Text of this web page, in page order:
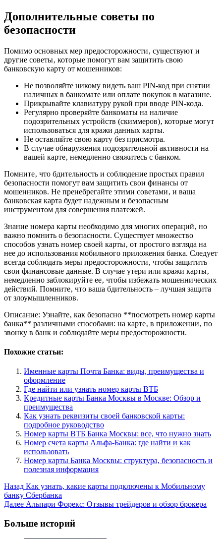
Дополнительные советы по
безопасности
Помимо основных мер предосторожности‚ существуют и
другие советы‚ которые помогут вам защитить свою
банковскую карту от мошенников:
Не позволяйте никому видеть ваш PIN-код при снятии
наличных в банкомате или оплате покупок в магазине.
Прикрывайте клавиатуру рукой при вводе PIN-кода.
Регулярно проверяйте банкоматы на наличие
подозрительных устройств (скиммеров)‚ которые могут
использоваться для кражи данных карты.
Не оставляйте свою карту без присмотра.
В случае обнаружения подозрительной активности на
вашей карте‚ немедленно свяжитесь с банком.
Помните‚ что бдительность и соблюдение простых правил
безопасности помогут вам защитить свои финансы от
мошенников. Не пренебрегайте этими советами‚ и ваша
банковская карта будет надежным и безопасным
инструментом для совершения платежей.
Знание номера карты необходимо для многих операций‚ но
важно помнить о безопасности. Существует множество
способов узнать номер своей карты‚ от простого взгляда на
нее до использования мобильного приложения банка. Следует
всегда соблюдать меры предосторожности‚ чтобы защитить
свои финансовые данные. В случае утери или кражи карты‚
немедленно заблокируйте ее‚ чтобы избежать мошеннических
действий. Помните‚ что ваша бдительность – лучшая защита
от злоумышленников.
Описание: Узнайте‚ как безопасно **посмотреть номер карты
банка** различными способами: на карте‚ в приложении‚ по
звонку в банк и соблюдайте меры предосторожности.
Похожие статьи:
Именные карты Почта Банка: виды, преимущества и
оформление
Где найти или узнать номер карты ВТБ
Кредитные карты Банка Москвы в Москве: Обзор и
преимущества
Как узнать реквизиты своей банковской карты:
подробное руководство
Номер карты ВТБ Банка Москвы: все, что нужно знать
Номер счета карты Альфа-Банка: где найти и как
использовать
Номер карты Банка Москвы: структура, безопасность и
полезная информация
Post
Navigation
Назад Как узнать, какие карты подключены к Мобильному
банку Сбербанка
Далее Альпари Форекс: Отзывы трейдеров и обзор брокера
Больше историй